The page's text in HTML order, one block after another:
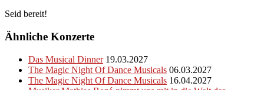
Seid bereit!
Ähnliche Konzerte
Das Musical Dinner 19.03.2027
The Magic Night Of Dance Musicals 06.03.2027
The Magic Night Of Dance Musicals 16.04.2027